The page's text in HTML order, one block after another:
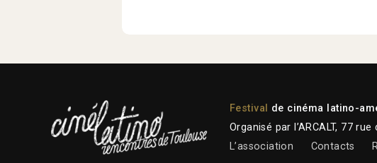
Festival
de cinéma latino-
Organisé par l’ARCALT, 77
L’association
Contacts